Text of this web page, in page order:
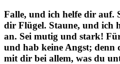
Falle, und ich helfe dir auf.
dir Flügel. Staune, und ich
an. Sei mutig und stark!
und hab keine Angst; denn
mit dir bei allem, was du